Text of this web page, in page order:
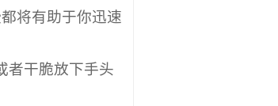
将有助于你迅速
者干脆放下手头